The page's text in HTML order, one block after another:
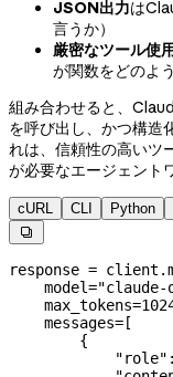
JSON出力は
言うか）
厳密なツール使
が関数をどのよ
組み合わせると、
を呼び出し、かつ構造
れは、信頼性の高いツ
が必要なエージェント
cURL CLI Python

response =
    model
="claude-
    max_tokens
=
    messages
= [
        {
            "role"